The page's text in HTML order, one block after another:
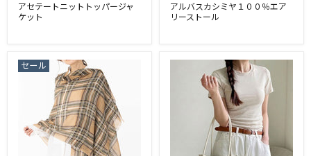
アセテートニットトッパージャ
ケット
アルバスカシミヤ１００％エア
リーストール
セール